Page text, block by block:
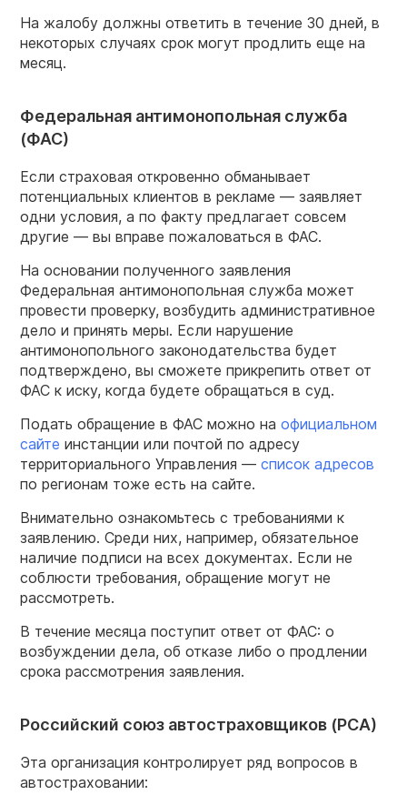
На жалобу должны ответить в течение 30 дней, в
некоторых случаях срок могут продлить еще на
месяц.
Федеральная антимонопольная служба
(ФАС)
Если страховая откровенно обманывает
потенциальных клиентов в рекламе — заявляет
одни условия, а по факту предлагает совсем
другие — вы вправе пожаловаться в ФАС.
На основании полученного заявления
Федеральная антимонопольная служба может
провести проверку, возбудить административное
дело и принять меры. Если нарушение
антимонопольного законодательства будет
подтверждено, вы сможете прикрепить ответ от
ФАС к иску, когда будете обращаться в суд.
Подать обращение в ФАС можно на официальном
сайте инстанции или почтой по адресу
территориального Управления — список адресов
по регионам тоже есть на сайте.
Внимательно ознакомьтесь с требованиями к
заявлению. Среди них, например, обязательное
наличие подписи на всех документах. Если не
соблюсти требования, обращение могут не
рассмотреть.
В течение месяца поступит ответ от ФАС: о
возбуждении дела, об отказе либо о продлении
срока рассмотрения заявления.
Российский союз автостраховщиков (РСА)
Эта организация контролирует ряд вопросов в
автостраховании: